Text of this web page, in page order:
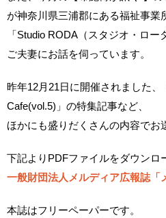
が神奈川県三浦郡にある福祉事業
「Studio RODA（スタジオ・ロ
ご夫妻にお話を伺っています。
昨年12月21日に開催されました、
Cafe(vol.5)」の特集記事など、
ほかにも盛りだくさんの内容でお
下記よりPDFファイルをダウンロ
一般財団法人メルディア広報誌「
本誌はフリーペーパーです。